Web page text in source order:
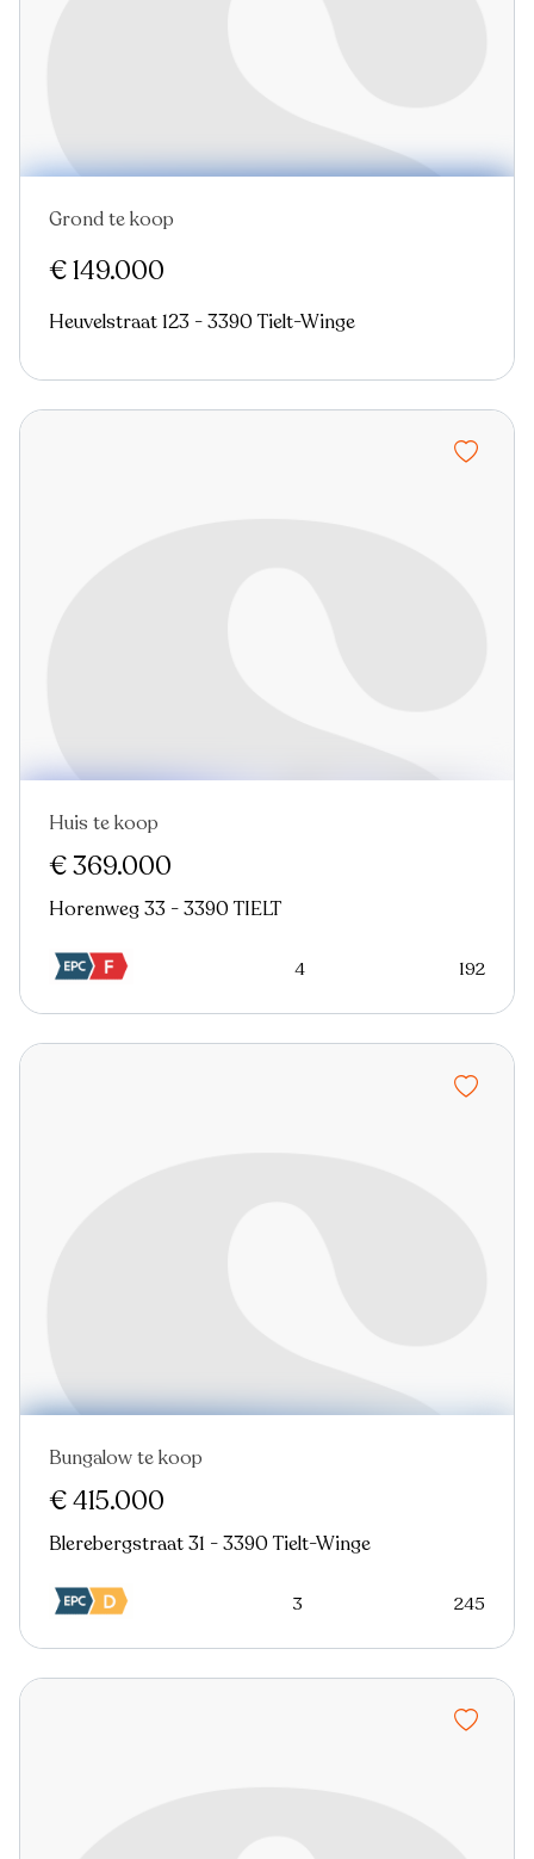
Grond te koop
€ 149.000
Heuvelstraat 123 - 3390 Tielt-Winge
Virtual tour
Huis te koop
€ 369.000
Horenweg 33 - 3390 TIELT
4 192
Bungalow te koop
€ 415.000
Blerebergstraat 31 - 3390 Tielt-Winge
3 245